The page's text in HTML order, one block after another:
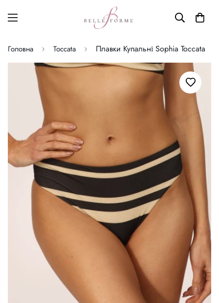
Головна Toccata Плавки Купальні Sophia Toccata